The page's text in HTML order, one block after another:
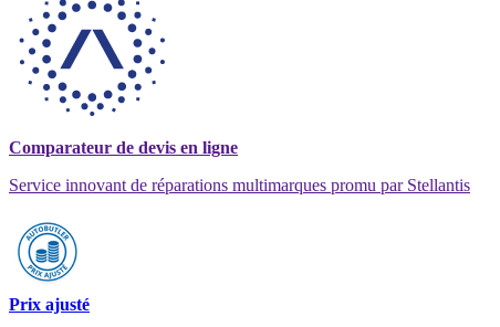
Comparateur de devis en ligne
Service innovant de réparations multimarques promu par Stellantis
Prix ajusté